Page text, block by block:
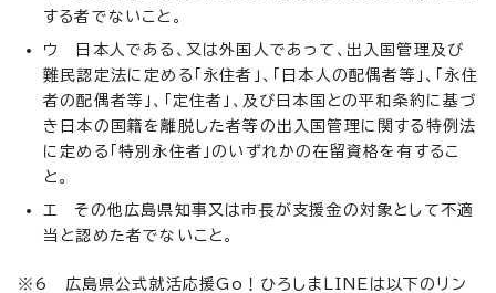
する者でないこと。
ウ 日本人である、又は外国人であって、出入国管理及び
難民認定法に定める「永住者」、「日本人の配偶者等」、「永住
者の配偶者等」、「定住者」、及び日本国との平和条約に基づ
き日本の国籍を離脱した者等の出入国管理に関する特例法
に定める「特別永住者」のいずれかの在留資格を有するこ
と。
エ その他広島県知事又は市長が支援金の対象として不適
当と認めた者でないこと。
※6 広島県公式就活応援Go！ひろしまLINEは以下のリン